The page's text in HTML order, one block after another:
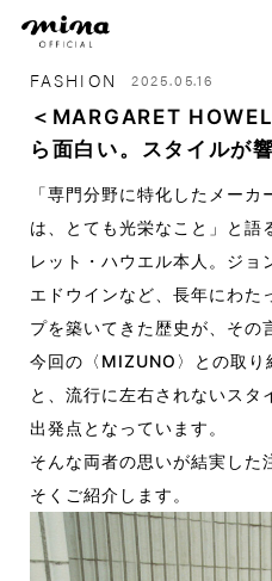
FASHION 2025.05.16
＜MARGARET
ら面白い。スタイルが
「専門分野に特化したメー
は、とても光栄なこと」と語
レット・ハウエル本人。ジョ
エドウインなど、長年にわた
プを築いてきた歴史が、その
今回の〈MIZUNO〉との取り
と、流行に左右されないスタ
出発点となっています。
そんな両者の思いが結実した
そくご紹介します。